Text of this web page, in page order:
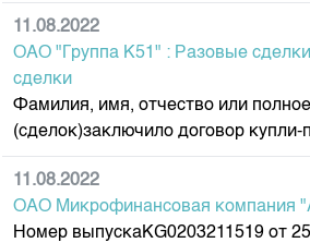
11.08.2022
ОАО "Группа К51" : Разовые сделки
сделки
Фамилия, имя, отчество или
(сделок)заключило договор
11.08.2022
ОАО Микрофинансовая компания
Номер выпускаKG0203211519 от